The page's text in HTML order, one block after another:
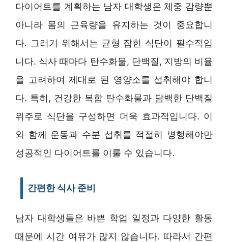
다이어트를 계획하는 남자 대학생은 체중 감량뿐
아니라 몸의 근육량을 유지하는 것이 중요합니
다. 그러기 위해서는 균형 잡힌 식단이 필수적입
니다. 식사 때마다 탄수화물, 단백질, 지방의 비율
을 고려하여 제대로 된 영양소를 섭취해야 합니
다. 특히, 건강한 복합 탄수화물과 담백한 단백질
위주로 식단을 구성하면 더욱 효과적입니다. 이
와 함께 운동과 수분 섭취를 적절히 병행해야만
성공적인 다이어트를 이룰 수 있습니다.
간편한 식사 준비
남자 대학생들은 바쁜 학업 일정과 다양한 활동
때문에 시간 여유가 많지 않습니다. 따라서 간편